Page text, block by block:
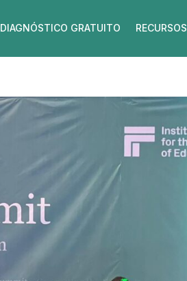
DIAGNÓSTICO GRATUITO RECURSOS